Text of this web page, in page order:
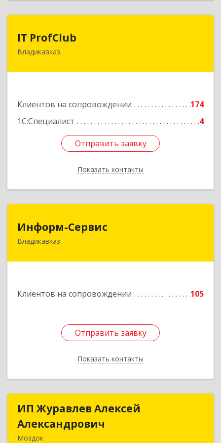
IT ProfClub
Владикавказ
Клиентов на сопровождении
174
1С:Специалист
4
Отправить заявку
Показать контакты
362045, Северная Осетия - Алания Респ,
Подробнее
Отправить заявку
Назад
Информ-Сервис
Владикавказ
Клиентов на сопровождении 105
Отправить заявку
Показать контакты
362020, Северная Осетия - Алания Респ,
Отправить заявку
Назад
ИП Журавлев Алексей
Александрович
Моздок
ИП Журавлев Алексей